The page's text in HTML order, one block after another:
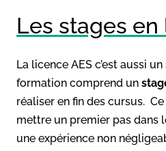
Les stages en
La licence AES c’est aussi
formation comprend un
réaliser en fin des cursus.
mettre un premier pas dans
une expérience non